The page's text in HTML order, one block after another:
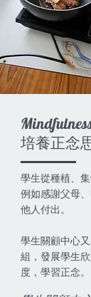
培養正念
學生從種植、
例如感謝父母
他人付出。
學生關顧中心
組，發展學生
度，學習正念。